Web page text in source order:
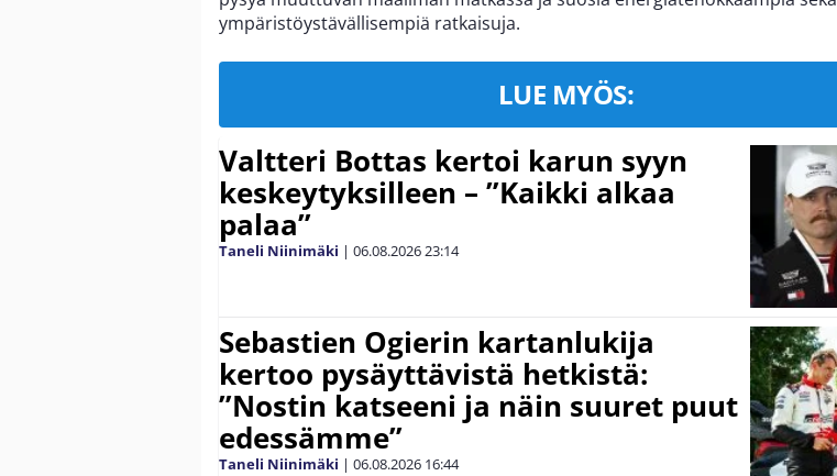
ympäristöystävällisempiä ratkaisuja.
LUE MYÖS:
Valtteri Bottas kertoi karun syyn
keskeytyksilleen – ”Kaikki alkaa
palaa”
Taneli Niinimäki | 06.08.202623:14
Sebastien Ogierin kartanlukija
kertoo pysäyttävistä hetkistä:
”Nostin katseeni ja näin suuret puut
edessämme”
Taneli Niinimäki | 06.08.2026 16:44